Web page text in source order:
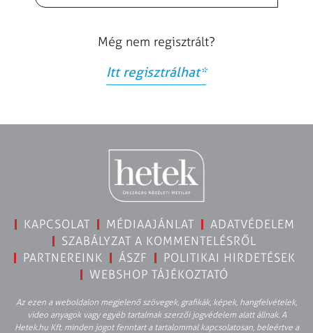
Még nem regisztrált?
Itt regisztrálhat*
KAPCSOLAT MÉDIAAJÁNLAT
ADATVÉDELEM
SZABÁLYZAT A KOMMENTELÉSRŐL
PARTNEREINK
ÁSZF
POLITIKAI HIRDETÉSEK
WEBSHOP TÁJÉKOZTATÓ
Az ezen a weboldalon megjelenő szövegek, grafikák, képek, hangfelvételek,
video anyagok vagy egyéb tartalmak szerzői jogvédelem alatt állnak. A
Hetek.hu Kft. minden jogot fenntart a tartalommal kapcsolatosan, beleértve a